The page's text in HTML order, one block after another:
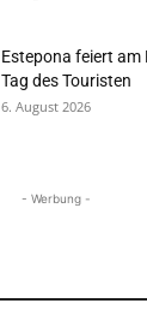
Estepona feiert am
Tag des Touristen
6. August 2026
- Werbung -